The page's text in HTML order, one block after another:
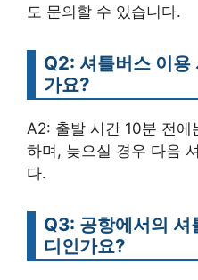
도 문의할 수 있습니다.
Q2: 셔틀버스 이용
가요?
A2: 출발 시간 10분 전에
하며, 늦으실 경우 다음
다.
Q3: 공항에서의 셔
디인가요?